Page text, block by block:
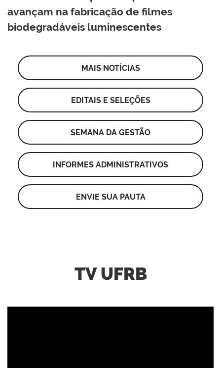
avançam na fabricação de filmes
biodegradáveis luminescentes
MAIS NOTÍCIAS
EDITAIS E SELEÇÕES
SEMANA DA GESTÃO
INFORMES ADMINISTRATIVOS
ENVIE SUA PAUTA
TV UFRB